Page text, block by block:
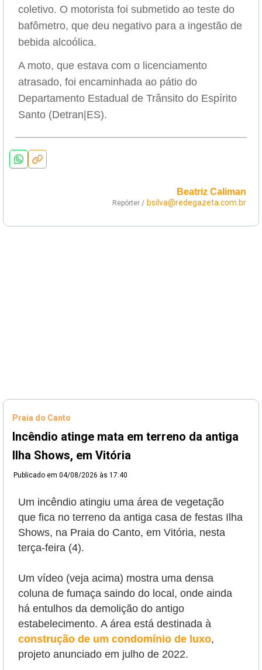
coletivo. O motorista foi submetido ao teste do
bafômetro, que deu negativo para a ingestão de
bebida alcoólica.
A moto, que estava com o licenciamento
atrasado, foi encaminhada ao pátio do
Departamento Estadual de Trânsito do Espírito
Santo (Detran|ES).
Beatriz Caliman
Repórter / bsilva@redegazeta.com.br
Praia do Canto
Incêndio atinge mata em terreno da antiga
Ilha Shows, em Vitória
Publicado em 04/08/2026 às 17:40
Um incêndio atingiu uma área de vegetação
que fica no terreno da antiga casa de festas Ilha
Shows, na Praia do Canto, em Vitória, nesta
terça-feira (4).
Um vídeo (veja acima) mostra uma densa
coluna de fumaça saindo do local, onde ainda
há entulhos da demolição do antigo
estabelecimento. A área está destinada à
construção de um condomínio de luxo,
projeto anunciado em julho de 2022.